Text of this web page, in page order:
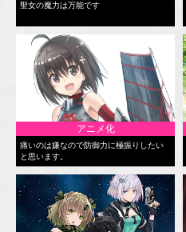
聖女の魔力は万能です
アニメ化
痛いのは嫌なので防御力に極振りしたい
と思います。